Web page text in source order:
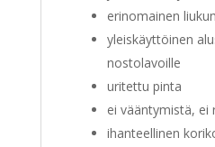
erinomainen
yleiskäyttöinen
nostolavoille
uritettu pinta
ei vääntymistä, ei
ihanteellinen